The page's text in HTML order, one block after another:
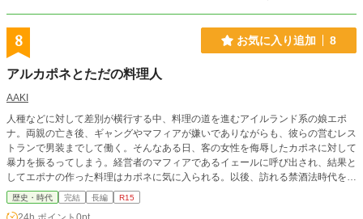
8 お気に入り追加 8
アルカポネとただの料理人
AAKI
人種などに対して差別が横行する中、料理の道を進むアイルランド系の娘エポ
ナ。両親の亡き後、ギャングやマフィアが嫌いでありながらも、彼らの営むレス
トランで男装までして働く。そんなある日、客の女性を侮辱したカポネに対して
暴力を振るってしまう。経営者のマフィアであるイェールに呼び出され、結果と
してエポナの作った料理はカポネに気に入られる。以後、訪れる禁酒法時代をマ
フィア達の中で過ごす。気がつけば暗黒街の帝王の右腕にしてカポネ一家の相談
役にまで上り詰めてしまった、ただの料理人の物語。※ライトさを目指していま
歴史・時代 完結 長編 R15